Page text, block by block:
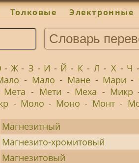
Толковые Электронные
- Ж - З - И - Й - К - Л - Х - Ч -
- Мало - Мане - Мари -
Мета - Мети - Меха - Микр
- Моло - Моно - Монт -
Магнезитный
Магнезито-хромитовый
Магнезитовый